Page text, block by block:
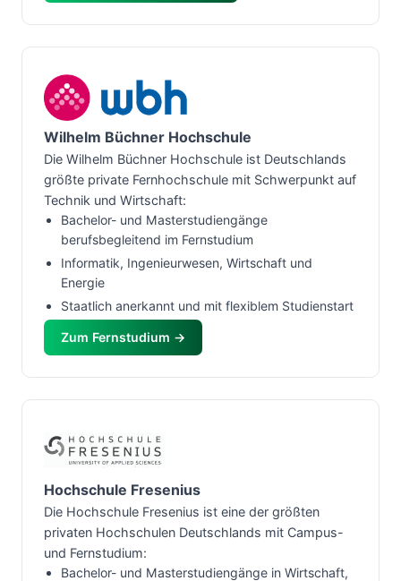
Wilhelm Büchner Hochschule
Die Wilhelm Büchner Hochschule ist Deutschlands
größte private Fernhochschule mit Schwerpunkt auf
Technik und Wirtschaft:
Bachelor- und Masterstudiengänge
berufsbegleitend im Fernstudium
Informatik, Ingenieurwesen, Wirtschaft und
Energie
Staatlich anerkannt und mit flexiblem Studienstart
Zum Fernstudium →
Hochschule Fresenius
Die Hochschule Fresenius ist eine der größten
privaten Hochschulen Deutschlands mit Campus-
und Fernstudium:
Bachelor- und Masterstudiengänge in Wirtschaft,